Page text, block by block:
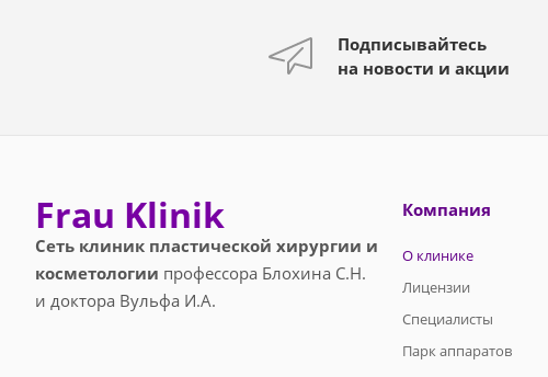
Подписывайтесь
на новости и акции
Frau Klinik
Сеть клиник пластической хирургии и
косметологии профессора Блохина С.Н.
и доктора Вульфа И.А.
Компания
О клинике
Лицензии
Специалисты
Парк аппаратов